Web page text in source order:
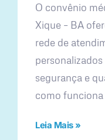
O convênio
Xique – BA
rede de
segurança e
como
Leia Mais »